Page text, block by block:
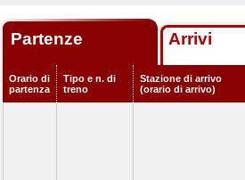
Partenze Arrivi
Orario di
partenza
Tipo e n. di
treno
Stazione di arrivo
(orario di arrivo)